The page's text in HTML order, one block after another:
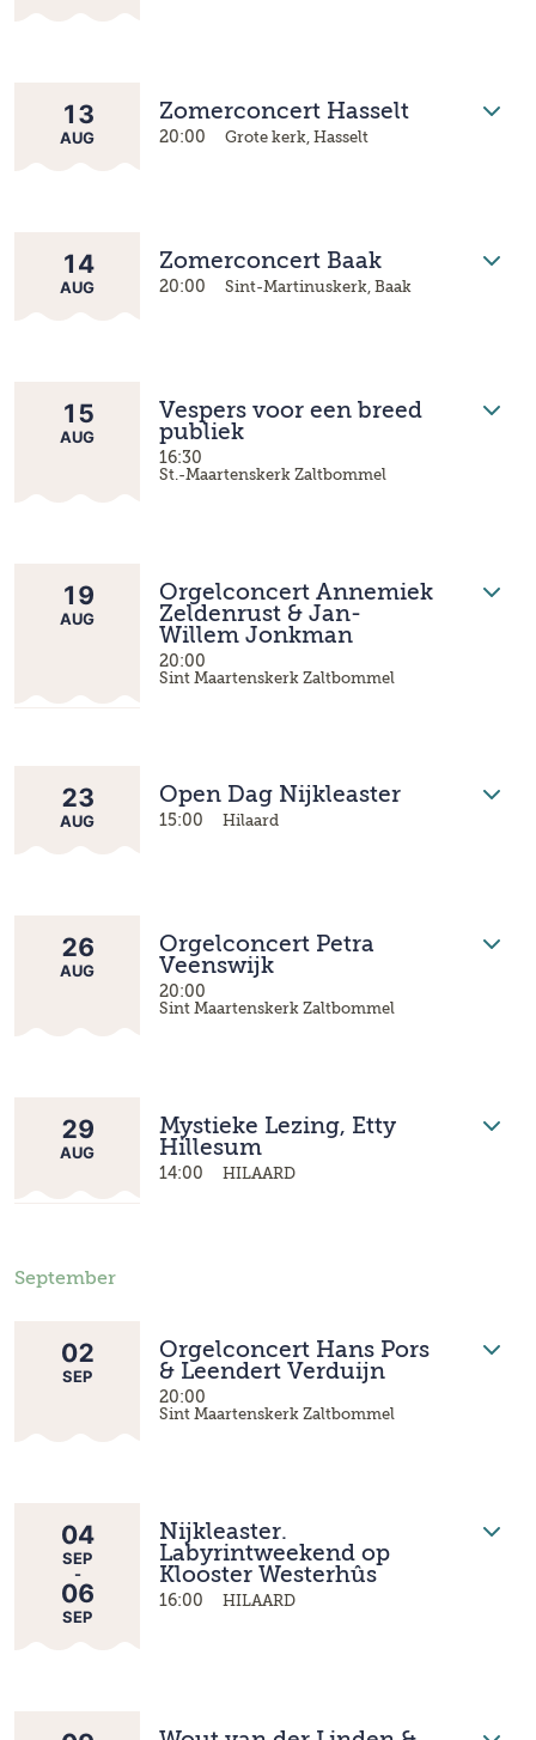
13
AUG
Zomerconcert Hasselt
20:00 Grote kerk, Hasselt
14
AUG
Zomerconcert Baak
20:00 Sint-Martinuskerk, Baak
15
AUG
Vespers voor een breed
publiek
16:30
St.-Maartenskerk Zaltbommel
19
AUG
Orgelconcert Annemiek
Zeldenrust & Jan-
Willem Jonkman
20:00
Sint Maartenskerk Zaltbommel
23
AUG
Open Dag Nijkleaster
15:00 Hilaard
26
AUG
Orgelconcert Petra
Veenswijk
20:00
Sint Maartenskerk Zaltbommel
29
AUG
Mystieke Lezing, Etty
Hillesum
14:00 HILAARD
September
02
SEP
Orgelconcert Hans Pors
& Leendert Verduijn
20:00
Sint Maartenskerk Zaltbommel
04
SEP
-
06
SEP
Nijkleaster.
Labyrintweekend op
Klooster Westerhûs
16:00 HILAARD